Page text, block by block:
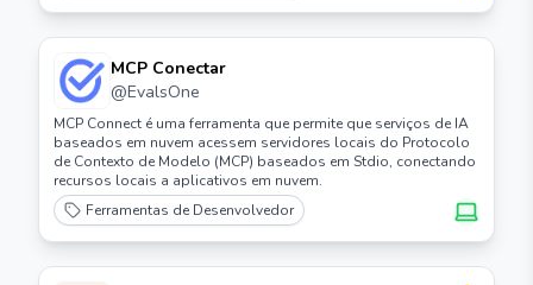
MCP Conectar
@EvalsOne
MCP Connect é uma ferramenta que permite que serviços de IA
baseados em nuvem acessem servidores locais do Protocolo
de Contexto de Modelo (MCP) baseados em Stdio, conectando
recursos locais a aplicativos em nuvem.
Ferramentas de Desenvolvedor